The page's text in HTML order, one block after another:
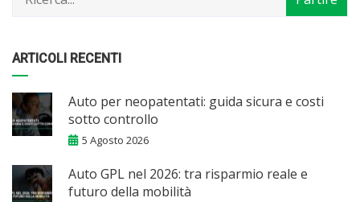
ARTICOLI RECENTI
Auto per neopatentati: guida sicura e costi
sotto controllo
5 Agosto 2026
Auto GPL nel 2026: tra risparmio reale e
futuro della mobilità